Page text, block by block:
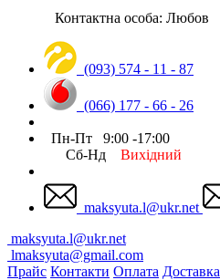
Контактна особа: Любов
(093) 574 - 11 - 87
(066) 177 - 66 - 26
Пн-Пт 9:00 -17:00
Сб-Нд Вихідний
maksyuta.l@ukr.net
maksyuta.l@ukr.net
lmaksyuta@gmail.com
Прайс Контакти Оплата Доставка